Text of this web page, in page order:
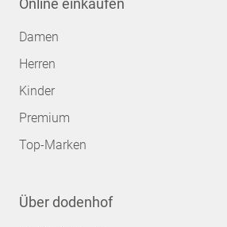
Online einkaufen
Damen
Herren
Kinder
Premium
Top-Marken
Über dodenhof